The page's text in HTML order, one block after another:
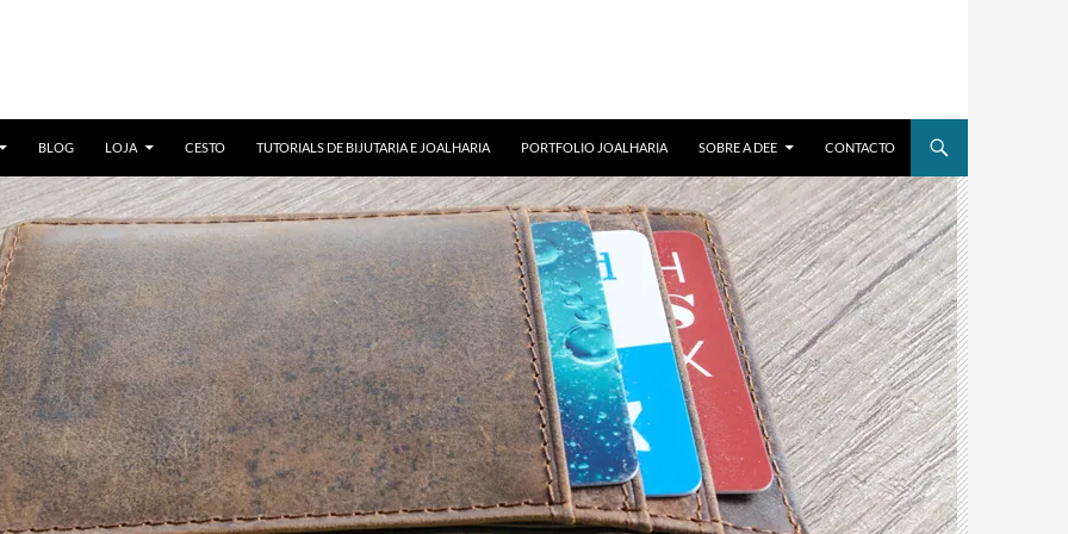
BLOG LOJA CESTO TUTORIALS DE BIJUTARIA E JOALHARIA PORTFOLIO JOALHARIA SOBRE A DEE CONTACTO